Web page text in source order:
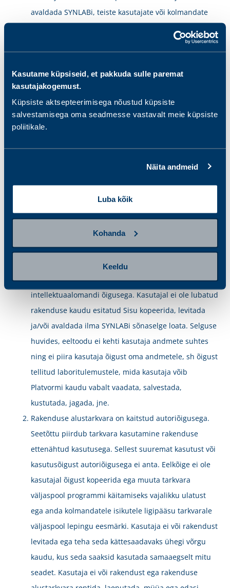
Kasutame küpsiseid, et pakkuda sulle paremat
kasutajakogemust.
Küpsiste aktsepteerimisega nõustud küpsiste
salvestamisega oma seadmesse vastavalt meie küpsiste
poliitikale.
Näita andmeid
Luba kõik
Kohanda
Keeldu